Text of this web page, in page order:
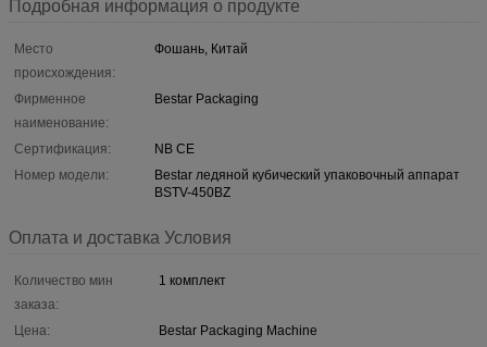
Подробная информация о продукте
Место
происхождения:
Фошань, Китай
Фирменное
наименование:
Bestar Packaging
Сертификация:
NB CE
Номер модели:
Bestar ледяной кубический упаковочный аппарат
BSTV-450BZ
Оплата и доставка Условия
Количество мин
заказа:
1 комплект
Цена:
Bestar Packaging Machine